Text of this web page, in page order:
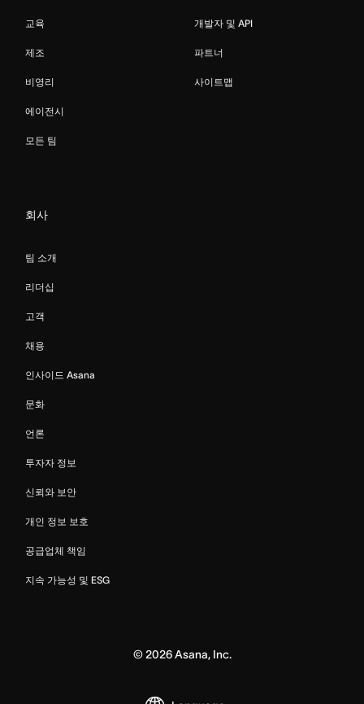
교육
제조
비영리
에이전시
모든 팀
개발자 및 API
파트너
사이트맵
회사
팀 소개
리더십
고객
채용
인사이드 Asana
문화
언론
투자자 정보
신뢰와 보안
개인 정보 보호
공급업체 책임
지속 가능성 및 ESG
© 2026Asana, Inc.